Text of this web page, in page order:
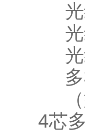
光
光
光
多
（
4芯